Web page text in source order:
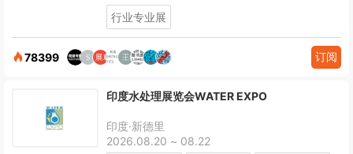
行业专业展
78399 订阅
印度水处理展览会WATER EXPO
印度·新德里
2026.08.20 ~ 08.22